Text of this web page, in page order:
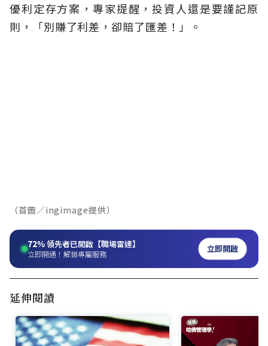
優利定存方案，專家提醒，投資人還是要謹記原
則，「別賺了利差，卻賠了匯差！」。
（首圖／ingimage提供）
72%領先者已開啟【職場雷達】
立即開通！解鎖專屬服務 立即開啟
延伸閱讀